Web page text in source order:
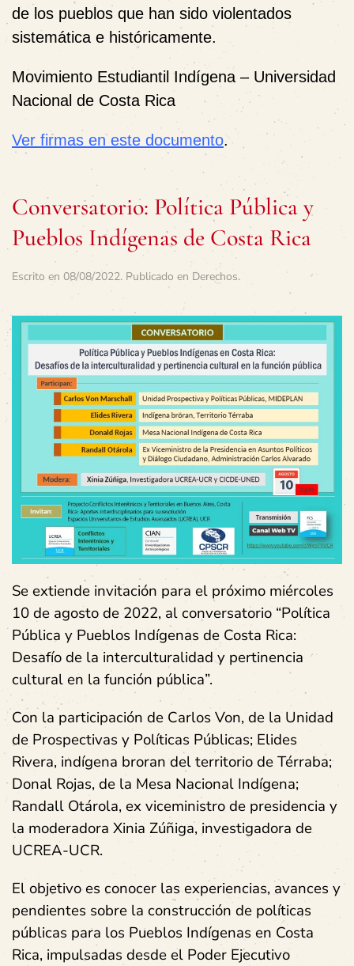
de los pueblos que han sido violentados
sistemática e históricamente.
Movimiento Estudiantil Indígena – Universidad
Nacional de Costa Rica
Ver firmas en este documento.
Conversatorio: Política Pública y
Pueblos Indígenas de Costa Rica
Escrito en 08/08/2022. Publicado en Derechos.
Se extiende invitación para el próximo miércoles
10 de agosto de 2022, al conversatorio “Política
Pública y Pueblos Indígenas de Costa Rica:
Desafío de la interculturalidad y pertinencia
cultural en la función pública”.
Con la participación de Carlos Von, de la Unidad
de Prospectivas y Políticas Públicas; Elides
Rivera, indígena broran del territorio de Térraba;
Donal Rojas, de la Mesa Nacional Indígena;
Randall Otárola, ex viceministro de presidencia y
la moderadora Xinia Zúñiga, investigadora de
UCREA-UCR.
El objetivo es conocer las experiencias, avances y
pendientes sobre la construcción de políticas
públicas para los Pueblos Indígenas en Costa
Rica, impulsadas desde el Poder Ejecutivo